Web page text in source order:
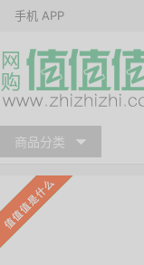
手机 APP
商品分类